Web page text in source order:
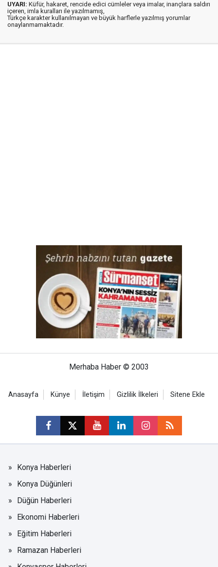
UYARI: Küfür, hakaret, rencide edici cümleler veya imalar, inançlara saldırı
içeren, imla kuralları ile yazılmamış,
Türkçe karakter kullanılmayan ve büyük harflerle yazılmış yorumlar
onaylanmamaktadır.
Merhaba Haber © 2003
Anasayfa Künye İletişim Gizlilik İlkeleri Sitene Ekle
Konya Haberleri
Konya Düğünleri
Düğün Haberleri
Ekonomi Haberleri
Eğitim Haberleri
Ramazan Haberleri